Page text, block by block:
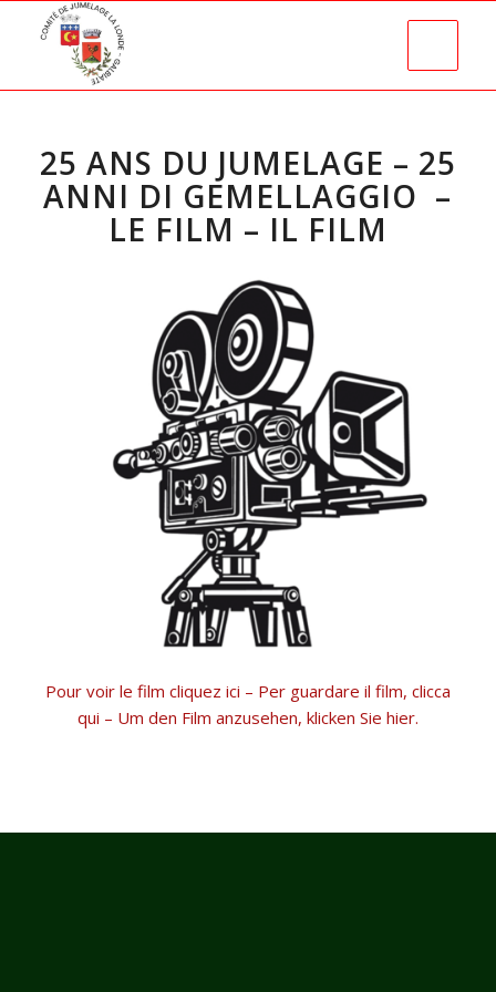
25 ANS DU JUMELAGE – 25
ANNI DI GEMELLAGGIO –
LE FILM – IL FILM
Pour voir le film cliquez ici – Per guardare il film, clicca
qui – Um den Film anzusehen, klicken Sie hier.